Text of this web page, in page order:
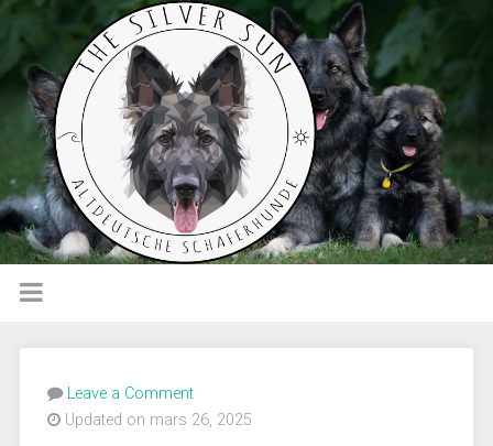
Leave a Comment
Updated on mars 26, 2025